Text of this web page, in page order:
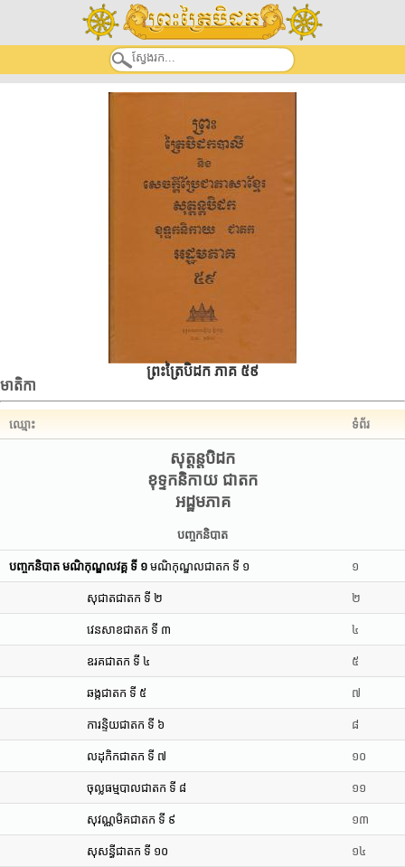
ព្រះត្រៃបិដក ភាគ ៥៩
មាតិកា
ឈ្មោះ ទំព័រ
សុត្តន្តបិដក
ខុទ្ទកនិកាយ ជាតក
អដ្ឋមភាគ
បញ្ចកនិបាត
បញ្ចកនិបាត មណិកុណ្ឌលវគ្គ ទី ១ មណិកុណ្ឌលជាតក ទី ១ ១
សុជាតជាតក ទី ២ ២
វេនសាខជាតក ទី ៣ ៤
ឧរគជាតក ទី ៤ ៥
ឆង្កជាតក ទី ៥ ៧
ការន្ទិយជាតក ទី ៦ ៨
លដុកិកជាតក ទី ៧ ១០
ចុល្លធម្មបាលជាតក ទី ៨ ១១
សុវណ្ណមិគជាតក ទី ៩ ១៣
សុសន្ធីជាតក ទី ១០ ១៤